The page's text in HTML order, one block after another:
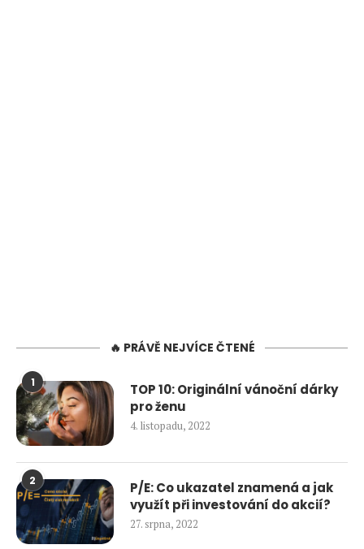
🔥 PRÁVĚ NEJVÍCE ČTENÉ
1
TOP 10: Originální vánoční dárky
pro ženu
4. listopadu, 2022
2
P/E: Co ukazatel znamená a jak
využít při investování do akcií?
27. srpna, 2022